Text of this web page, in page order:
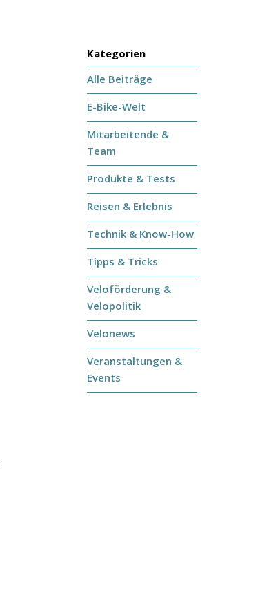
Kategorien
Alle Beiträge
E-Bike-Welt
Mitarbeitende &
Team
Produkte & Tests
Reisen & Erlebnis
Technik & Know-How
Tipps & Tricks
Veloförderung &
Velopolitik
Velonews
Veranstaltungen &
Events